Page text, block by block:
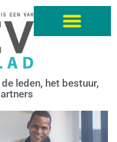
leden, het bestuur,